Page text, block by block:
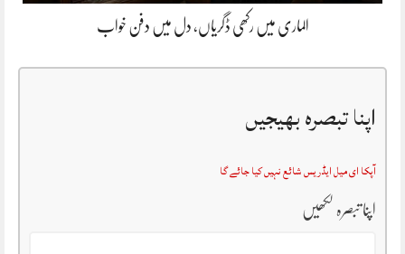
الماری میں رکھی ڈگریاں، دل میں دفن خواب
اپنا تبصرہ بھیجیں
آپکا ای میل ایڈریس شائع نہیں کیا جائے گا
اپنا تبصرہ لکھیں